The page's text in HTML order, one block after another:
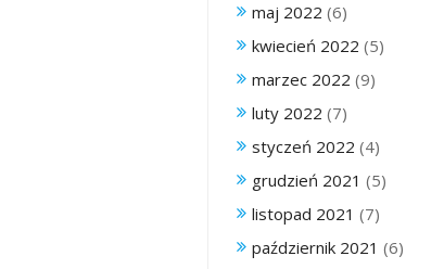
maj 2022 (6)
kwiecień 2022 (5)
marzec 2022 (9)
luty 2022 (7)
styczeń 2022 (4)
grudzień 2021 (5)
listopad 2021 (7)
październik 2021 (6)